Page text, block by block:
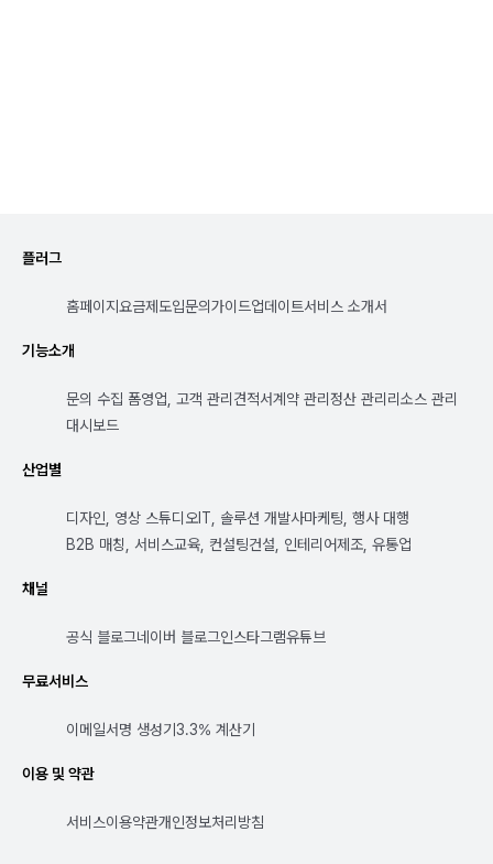
플러그
홈페이지요금제 도입문의가이드업데이트서비스 소개서
기능소개
문의 수집 폼영업, 고객 관리 견적서계약 관리 정산 관리 리소스 관리
대시보드
산업별
디자인, 영상 스튜디오 IT, 솔루션 개발사마케팅, 행사 대행
B2B 매칭, 서비스교육, 컨설팅건설, 인테리어제조, 유통업
채널
공식 블로그네이버 블로그인스타그램유튜브
무료서비스
이메일서명 생성기 3.3% 계산기
이용 및 약관
서비스이용약관개인정보처리방침